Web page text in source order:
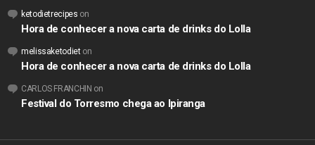
ketodietrecipes on
Hora de conhecer a nova carta de drinks do Lolla
melissaketodieton
Hora de conhecer a nova carta de drinks do Lolla
CARLOS FRANCHIN on
Festival do Torresmo chega ao Ipiranga